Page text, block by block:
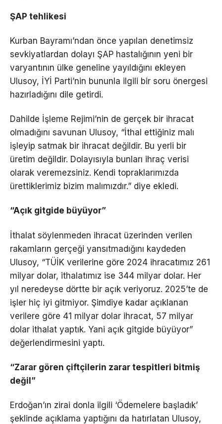
ŞAP tehlikesi
Kurban Bayramı’ndan önce yapılan denetimsiz
sevkiyatlardan dolayı ŞAP hastalığının yeni bir
varyantının ülke geneline yayıldığını ekleyen
Ulusoy, İYİ Parti’nin bununla ilgili bir soru önergesi
hazırladığını dile getirdi.
Dahilde İşleme Rejimi’nin de gerçek bir ihracat
olmadığını savunan Ulusoy, “İthal ettiğiniz malı
işleyip satmak bir ihracat değildir. Bu yerli bir
üretim değildir. Dolayısıyla bunları ihraç verisi
olarak veremezsiniz. Kendi topraklarımızda
ürettiklerimiz bizim malımızdır.” diye ekledi.
“Açık gitgide büyüyor”
İthalat söylenmeden ihracat üzerinden verilen
rakamların gerçeği yansıtmadığını kaydeden
Ulusoy, “TÜİK verilerine göre 2024 ihracatımız 261
milyar dolar, ithalatımız ise 344 milyar dolar. Her
yıl neredeyse dörtte bir açık veriyoruz. 2025’te de
işler hiç iyi gitmiyor. Şimdiye kadar açıklanan
verilere göre 41 milyar dolar ihracat, 57 milyar
dolar ithalat yaptık. Yani açık gitgide büyüyor”
değerlendirmesini yaptı.
“Zarar gören çiftçilerin zarar tespitleri bitmiş
değil”
Erdoğan’ın zirai donla ilgili ‘Ödemelere başladık’
şeklinde açıklama yaptığını da hatırlatan Ulusoy,